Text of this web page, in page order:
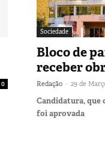
0
Sociedade
Bloco de
receber
Redação - 29 de
Candidatura, que
foi aprovada